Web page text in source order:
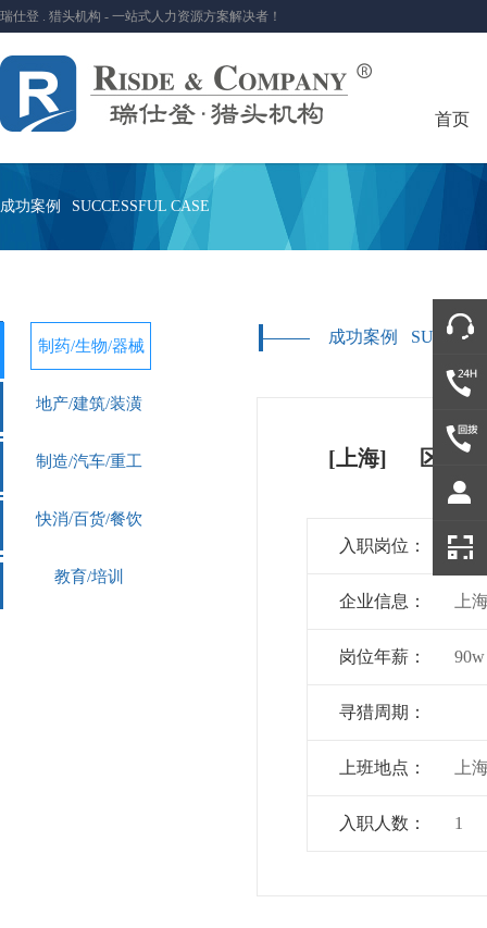
瑞仕登 . 猎头机构 - 一站式人力资源方案解决者！
首页
成功案例 SUCCESSFUL CASE
制药/生物/器械
地产/建筑/装潢
制造/汽车/重工
快消/百货/餐饮
教育/培训
成功案例
[上海] 区域
入职岗位： 区
企业信息： 上
岗位年薪： 90w
寻猎周期：
上班地点： 上
入职人数： 1